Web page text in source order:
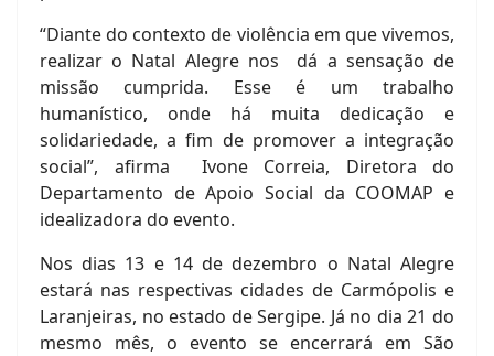
“Diante do contexto de violência em que vivemos,
realizar o Natal Alegre nos dá a sensação de
missão cumprida. Esse é um trabalho
humanístico, onde há muita dedicação e
solidariedade, a fim de promover a integração
social”, afirma Ivone Correia, Diretora do
Departamento de Apoio Social da COOMAP e
idealizadora do evento.
Nos dias 13 e 14 de dezembro o Natal Alegre
estará nas respectivas cidades de Carmópolis e
Laranjeiras, no estado de Sergipe. Já no dia 21 do
mesmo mês, o evento se encerrará em São